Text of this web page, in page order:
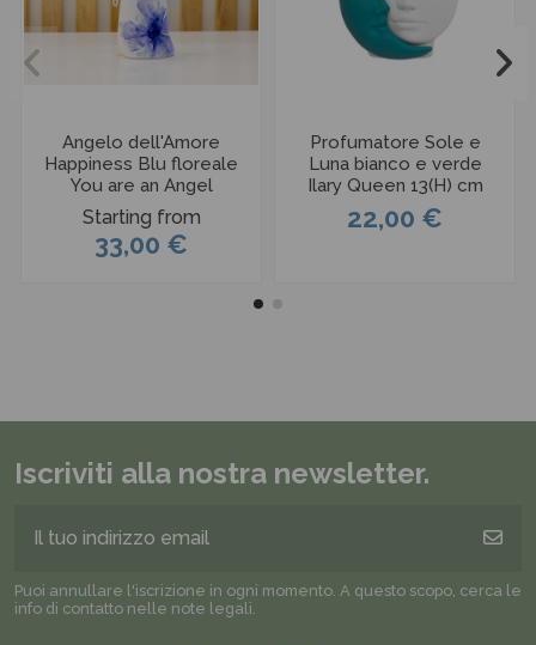
Angelo dell'Amore
Happiness Blu floreale
You are an Angel
Starting from
33,00 €
Profumatore Sole e
Luna bianco e verde
Ilary Queen 13(H) cm
22,00 €
Iscriviti alla nostra newsletter.
Puoi annullare l'iscrizione in ogni momento. A questo scopo, cerca le
info di contatto nelle note legali.